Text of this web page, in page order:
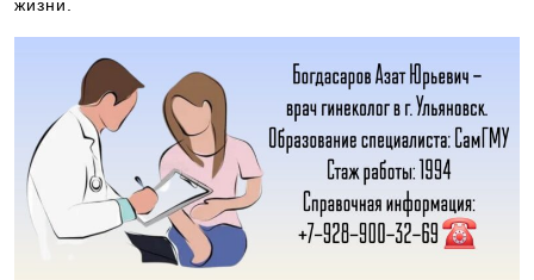
жизни.